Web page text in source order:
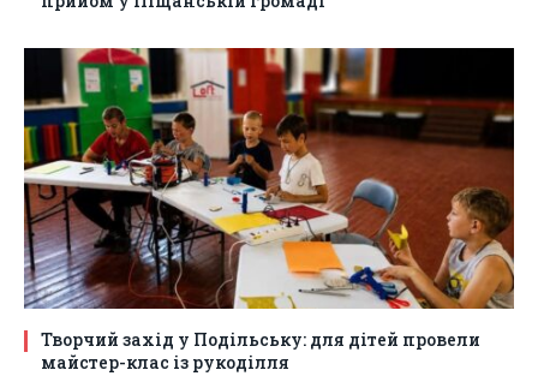
Творчий захід у Подільську: для дітей провели
майстер-клас із рукоділля